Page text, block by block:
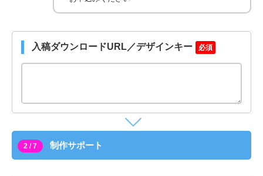
入稿ダウンロードURL／デザインキー 必須
2 / 7 制作サポート